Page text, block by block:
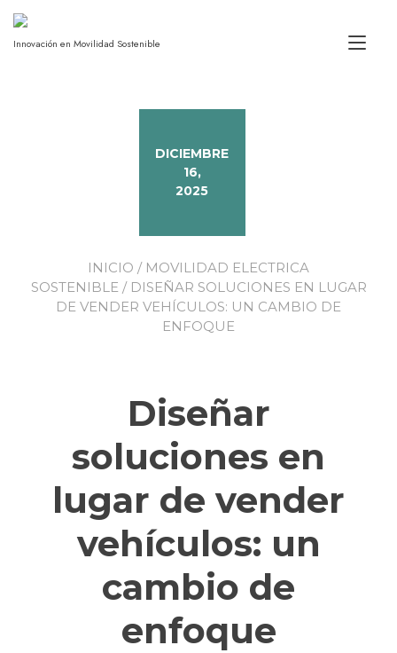
Innovación en Movilidad Sostenible
DICIEMBRE
16,
2025
INICIO / MOVILIDAD ELECTRICA
SOSTENIBLE/ DISEÑAR SOLUCIONES EN LUGAR
DE VENDER VEHÍCULOS: UN CAMBIO DE
ENFOQUE
Diseñar
soluciones en
lugar de vender
vehículos: un
cambio de
enfoque